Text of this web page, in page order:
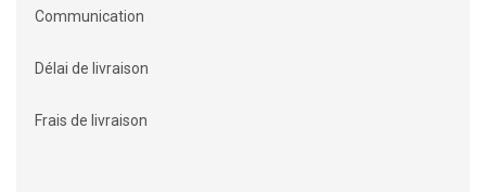
Communication
Délai de livraison
Frais de livraison